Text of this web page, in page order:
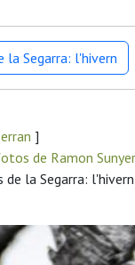
la Segarra: l'hivern
]
de Ramon
la Segarra: l'hivern